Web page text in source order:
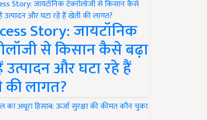
Story: जायटॉनिक
से किसान कैसे बढ़ा
उत्पादन और घटा रहे हैं
लागत?